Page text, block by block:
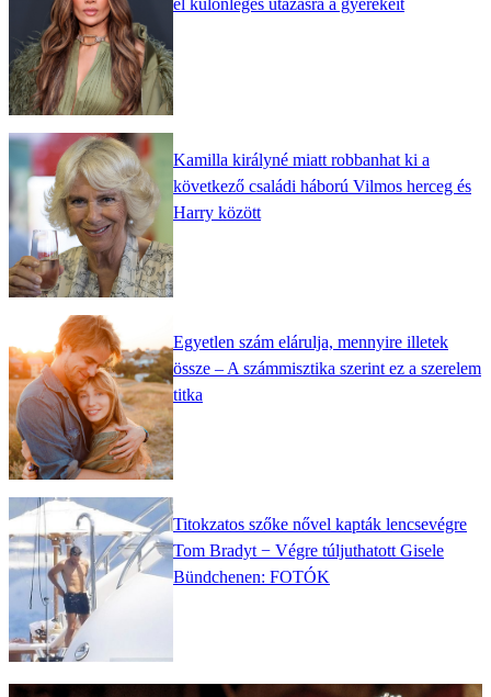
el különleges utazásra a gyerekeit
Kamilla királyné miatt robbanhat ki a
következő családi háború Vilmos herceg és
Harry között
Egyetlen szám elárulja, mennyire illetek
össze – A számmisztika szerint ez a szerelem
titka
Titokzatos szőke nővel kapták lencsevégre
Tom Bradyt − Végre túljuthatott Gisele
Bündchenen: FOTÓK